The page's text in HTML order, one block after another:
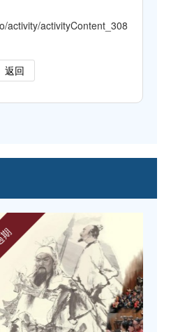
activity/activityContent_308
返回